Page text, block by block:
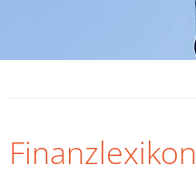
Finanzlexikon